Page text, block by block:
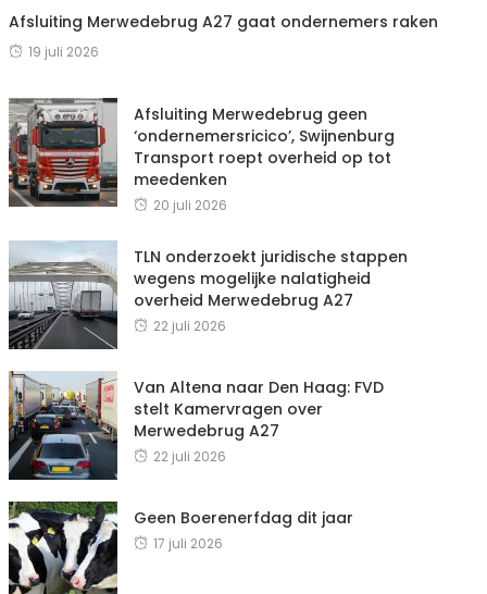
Afsluiting Merwedebrug A27 gaat ondernemers raken
19 juli 2026
Afsluiting Merwedebrug geen
‘ondernemersricico’, Swijnenburg
Transport roept overheid op tot
meedenken
20 juli 2026
TLN onderzoekt juridische stappen
wegens mogelijke nalatigheid
overheid Merwedebrug A27
22 juli 2026
Van Altena naar Den Haag: FVD
stelt Kamervragen over
Merwedebrug A27
22 juli 2026
Geen Boerenerfdag dit jaar
17 juli 2026